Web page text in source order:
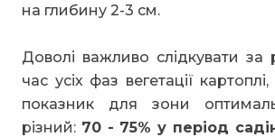
на глибину 2-3 см.
Доволі важливо слідкувати за
час усіх фаз вегетації
показник для зони
різний: 70 - 75% у період